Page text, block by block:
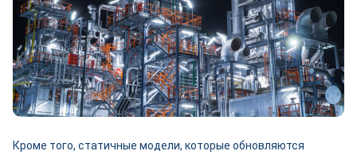
Кроме того, статичные модели, которые обновляются